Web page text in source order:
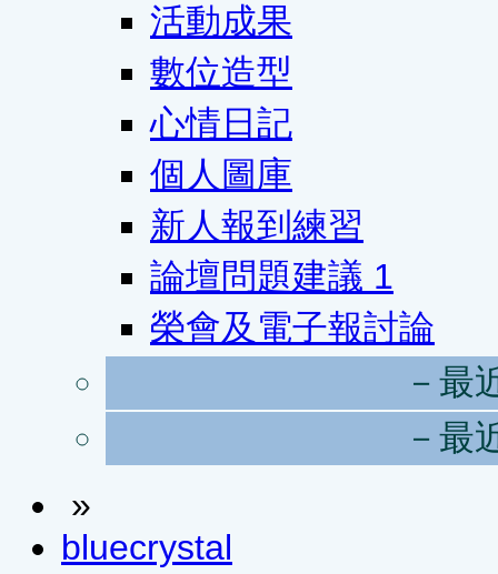
活動成果
數位造型
心情日記
個人圖庫
新人報到練習
論壇問題建議 1
榮會及電子報討論
－最
－最
»
bluecrystal